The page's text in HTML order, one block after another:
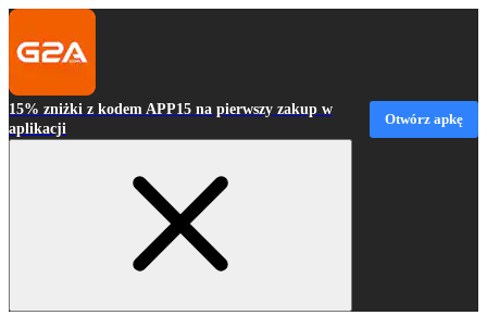
15% zniżki z kodem APP15 na pierwszy zakup w
aplikacji
Otwórz apkę